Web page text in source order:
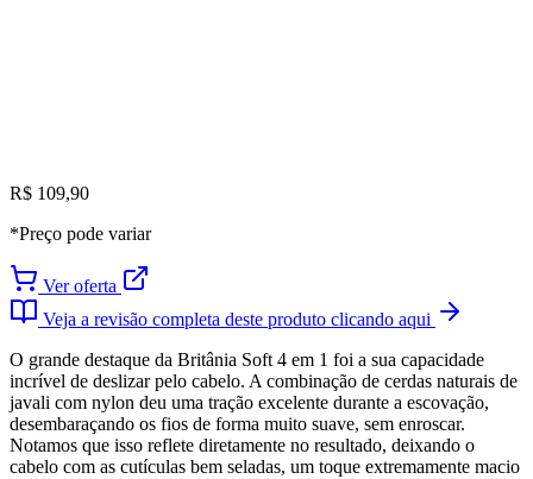
R$ 109,90
*Preço pode variar
Ver oferta
Veja a revisão completa deste produto clicando aqui
O grande destaque da Britânia Soft 4 em 1 foi a sua capacidade
incrível de deslizar pelo cabelo. A combinação de cerdas naturais de
javali com nylon deu uma tração excelente durante a escovação,
desembaraçando os fios de forma muito suave, sem enroscar.
Notamos que isso reflete diretamente no resultado, deixando o
cabelo com as cutículas bem seladas, um toque extremamente macio